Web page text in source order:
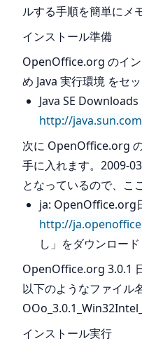
ルする手順を簡単にメ
インストール準備
OpenOffice.org のイ
め Java 実行環境 をセ
Java SE Downloads
http://
次に OpenOffice.org
手に入れます。2009-
となっているので、こ
ja: OpenOffice.org
http://
し」をダウンロード
OpenOffice.org 3.0.1
以下のようなファイル
インストール実行